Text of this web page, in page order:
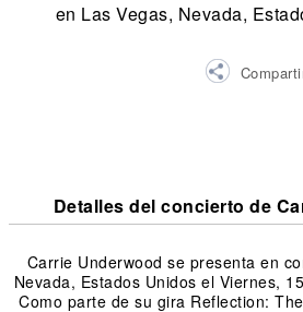
en Las Vegas, Nevada,
Detalles del concierto de
Carrie Underwood se presenta en
Nevada, Estados Unidos el Viernes,
Como parte de su gira Reflection: